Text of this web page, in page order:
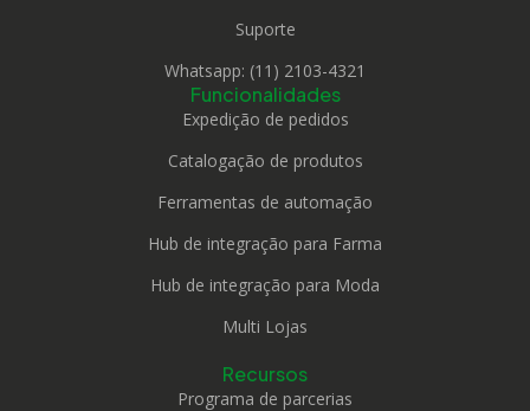
Suporte
Whatsapp: (11) 2103-4321
Funcionalidades
Expedição de pedidos
Catalogação de produtos
Ferramentas de automação
Hub de integração para Farma
Hub de integração para Moda
Multi Lojas
Recursos
Programa de parcerias